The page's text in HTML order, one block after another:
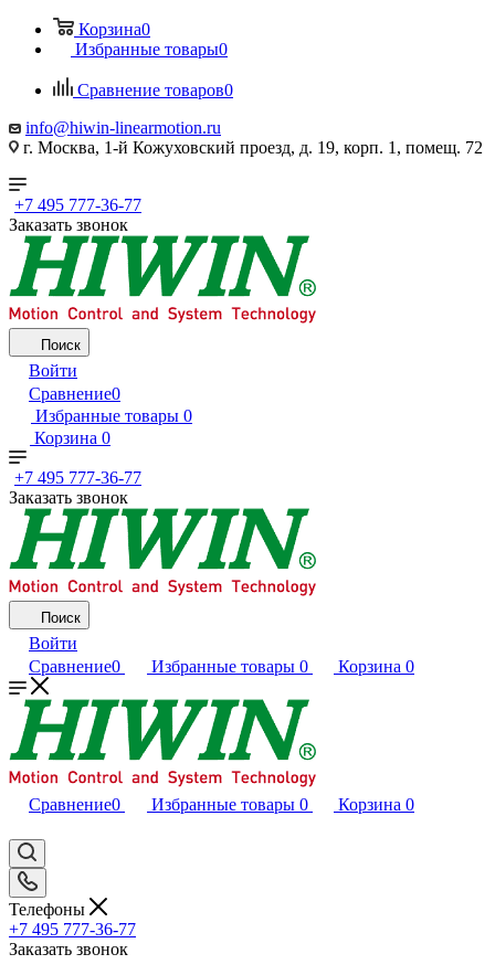
Корзина0
Избранные товары0
Сравнение товаров0
info@hiwin-linearmotion.ru
г. Москва, 1-й Кожуховский проезд, д. 19, корп. 1, помещ. 72
+7 495 777-36-77
Заказать звонок
Поиск
Войти
Сравнение0
Избранные товары 0
Корзина 0
+7 495 777-36-77
Заказать звонок
Поиск
Войти
Сравнение0 Избранные товары 0 Корзина 0
Сравнение0 Избранные товары 0 Корзина 0
Телефоны
+7 495 777-36-77
Заказать звонок